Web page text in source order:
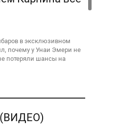
в эксклюзивном
почему у Унаи Эмери не
потеряли шансы на